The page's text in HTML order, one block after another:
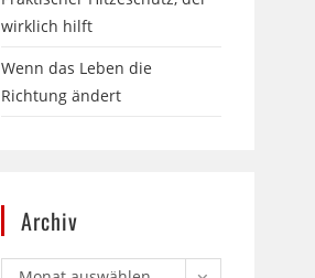
wirklich hilft
Wenn das Leben die
Richtung ändert
Archiv